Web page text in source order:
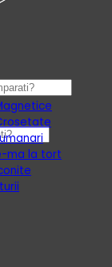
ma la tort